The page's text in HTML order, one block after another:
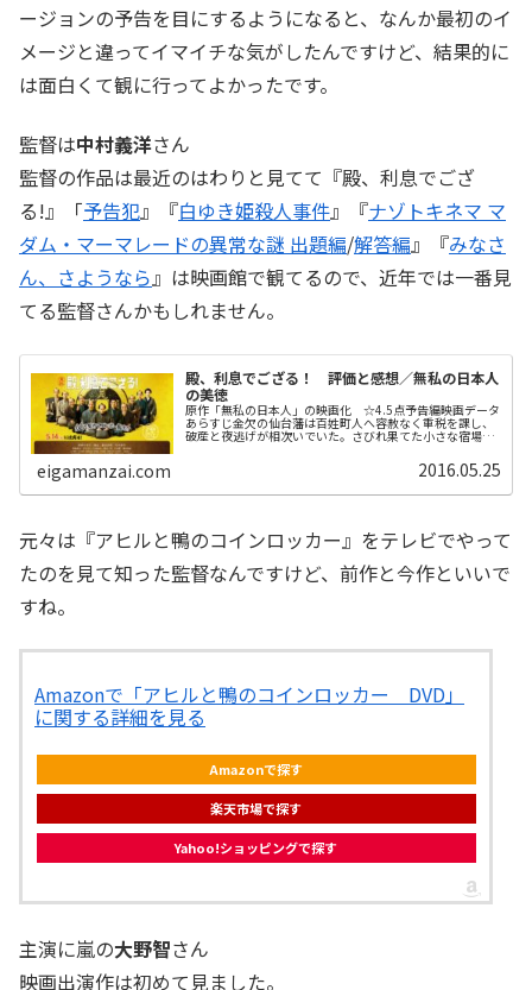
ージョンの予告を目にするようになると、なんか最初のイ
メージと違ってイマイチな気がしたんですけど、結果的に
は面白くて観に行ってよかったです。
監督は中村義洋さん
監督の作品は最近のはわりと見てて『殿、利息でござ
る!』「予告犯』『白ゆき姫殺人事件』『ナゾトキネマ マ
ダム・マーマレードの異常な謎 出題編/解答編』『みなさ
ん、さようなら』は映画館で観てるので、近年では一番見
てる監督さんかもしれません。
殿、利息でござる！ 評価と感想／無私の日本人
の美徳
原作「無私の日本人」の映画化 ☆4.5点予告編映画データ
あらすじ金欠の仙台藩は百姓町人へ容赦なく重税を課し、
破産と夜逃げが相次いでいた。さびれ果てた小さな宿場
eigamanzai.com 2016.05.25
元々は『アヒルと鴨のコインロッカー』をテレビでやって
たのを見て知った監督なんですけど、前作と今作といいで
すね。
Amazonで「アヒルと鴨のコインロッカー DVD」
に関する詳細を見る
Amazonで探す
楽天市場で探す
Yahoo!ショッピングで探す
主演に嵐の大野智さん
映画出演作は初めて見ました。